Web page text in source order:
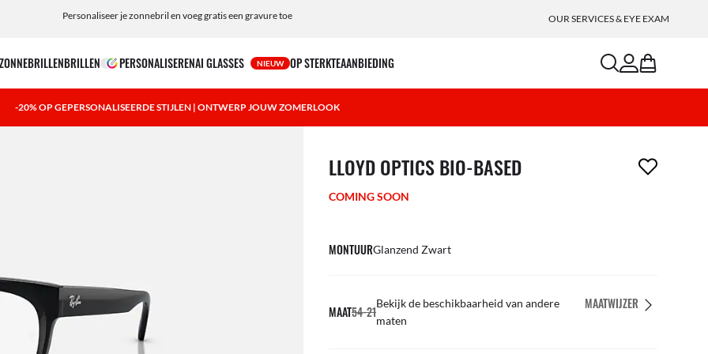
Personaliseer je zonnebril en voeg gratis een gravure toe OUR SERVICES & EYE EXAM
ZONNEBRILLENBRILLEN PERSONALISERENAI GLASSES NIEUW OP STERKTEAANBIEDING searchaccount
bag
-20% OP GEPERSONALISEERDE STIJLEN | ONTWERP JOUW ZOMERLOOK
1 item is uit je verlanglijst verwijderd
LLOYD OPTICS BIO-BASED
COMING SOON
MONTUURGlanzend Zwart
MAAT54-21
Bekijk de beschikbaarheid van andere
maten
MAATWIJZER